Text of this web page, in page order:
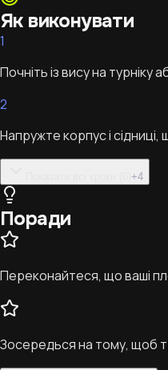
Як виконувати
1
Почніть із вису на турніку
2
Напружте корпус і
+4
Поради
Переконайтеся, що ваші
Зосередься на тому, щоб